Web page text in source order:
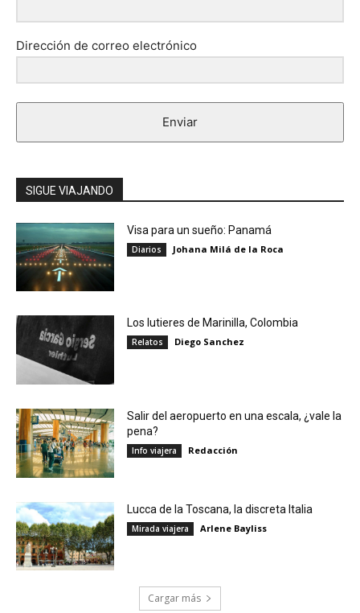
Dirección de correo electrónico
Enviar
SIGUE VIAJANDO
Visa para un sueño: Panamá
Diarios Johana Milá de la Roca
Los lutieres de Marinilla, Colombia
Relatos Diego Sanchez
Salir del aeropuerto en una escala, ¿vale la
pena?
Info viajera Redacción
Lucca de la Toscana, la discreta Italia
Mirada viajera Arlene Bayliss
Cargar más